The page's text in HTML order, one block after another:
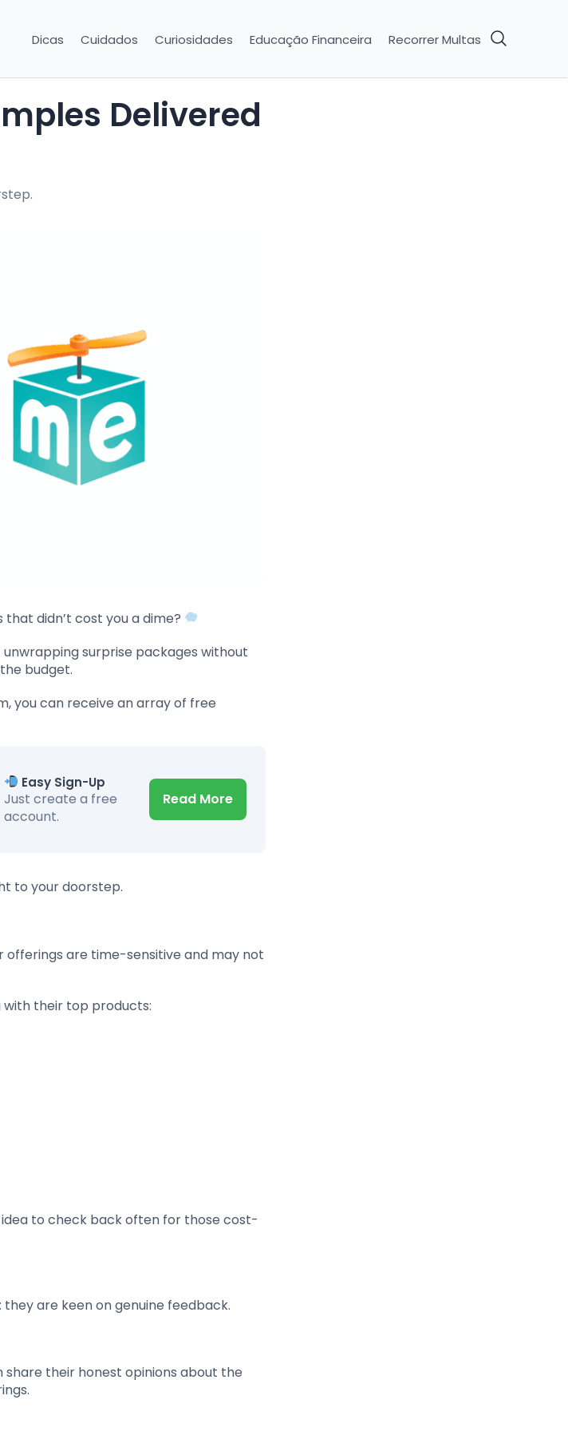
Dicas Cuidados Curiosidades Educação Financeira Recorrer Multas
didn’t cost you a dime?
surprise packages without
budget.
you can receive an array of free
Easy Sign-Up
Just create a free
account.
Read More
to your doorstep.
offerings are time-sensitive and may not
with their top products:
idea to check back often for those cost-
are keen on genuine feedback.
share their honest opinions about the